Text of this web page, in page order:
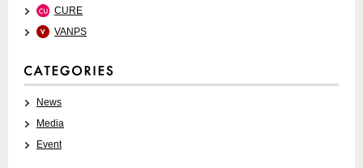
CURE
VANPS
News
Media
Event